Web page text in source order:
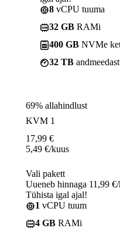
8 vCPU tuuma
32 GB RAMi
400 GB NVMe
32 TB
69% allahindlust
KVM 1
17,99 €
5,49 €/kuus
Vali pakett
Uueneb hinnaga 11,99
Tühista igal ajal!
1 vCPU tuum
4 GB RAMi